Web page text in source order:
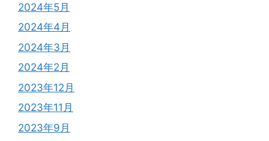
2024年5月
2024年4月
2024年3月
2024年2月
2023年12月
2023年11月
2023年9月